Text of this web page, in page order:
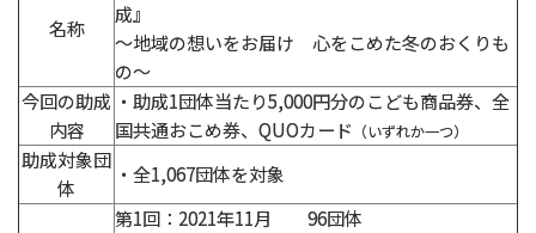
名称
成』
～地域の想いをお届け 心をこめた冬のおくりも
の～
今回の助成
内容
・助成1団体当たり5,000円分のこども商品券、全
国共通おこめ券、QUOカード （いずれか一つ）
助成対象団
体
・全1,067団体を対象
第1回：2021年11月 96団体